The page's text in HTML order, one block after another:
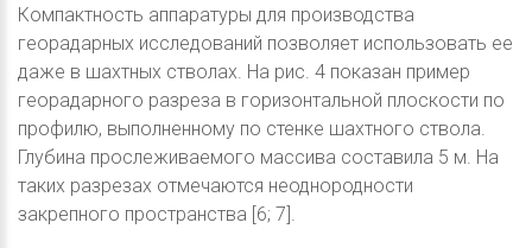
Компактность аппаратуры для производства
георадарных исследований позволяет использовать ее
даже в шахтных стволах. На рис. 4 показан пример
георадарного разреза в горизонтальной плоскости по
профилю, выполненному по стенке шахтного ствола.
Глубина прослеживаемого массива составила 5 м. На
таких разрезах отмечаются неоднородности
закрепного пространства [6; 7].